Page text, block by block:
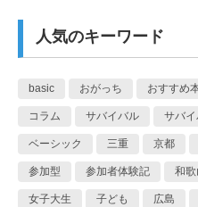
人気のキーワード
basic おがっち おすすめ
コラム サバイバル サバ
ベーシック 三重 京都
参加型 参加者体験記 和歌
女子大生 子ども 広島